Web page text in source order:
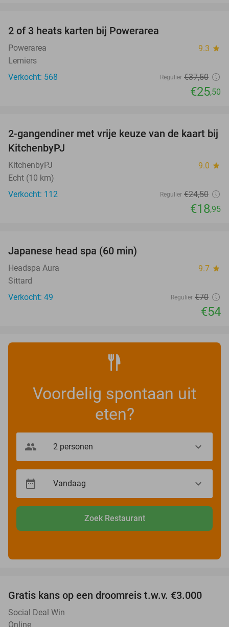
2 of 3 heats karten bij Powerarea
Powerarea 9.3 star
Lemiers
Verkocht: 568
Regulier €37,50
€25,50
23%
2-gangendiner met vrije keuze van de kaart bij
KitchenbyPJ
KitchenbyPJ 9.0 star
Echt (10 km)
Verkocht: 112
Regulier €24,50
€18,95
Japanese head spa (60 min)
Headspa Aura 9.7 star
Sittard
Verkocht: 49
Regulier €70
€54
Voordelig spontaan uit
eten?
Zoek Restaurant
Gratis kans op een droomreis t.w.v. €3.000
Social Deal Win
Online